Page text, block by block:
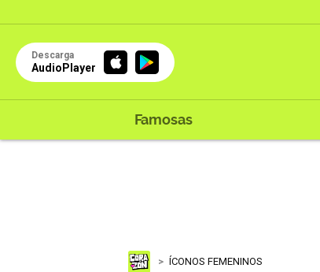
Descarga
AudioPlayer
Famosas
ÍCONOS FEMENINOS